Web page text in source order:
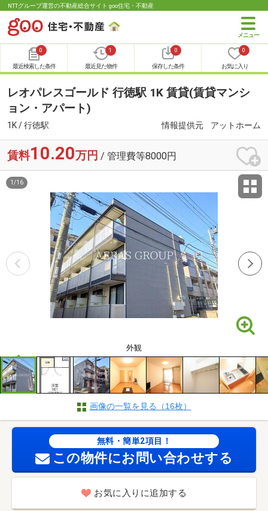
NTTグループ運営の不動産総合サイト goo住宅・不動産
0
最近検索した条件
1
最近見た物件
0
保存した条件
0
お気に入り
レオパレスゴールド 行徳駅 1K 賃貸(賃貸マンシ
ョン・アパート)
1K / 行徳駅 情報提供元 アットホーム
賃料10.20万円 / 管理費等8000円
外観
1 /16
画像の一覧を見る（16枚）
無料・簡単2項目！
この物件にお問い合わせする
お気に入りに追加する